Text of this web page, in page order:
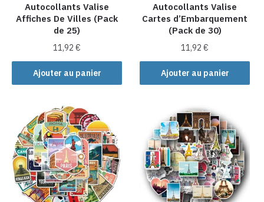
Autocollants Valise
Affiches De Villes (Pack
de 25)
11,92€
Ajouter au panier
Autocollants Valise
Cartes d’Embarquement
(Pack de 30)
11,92€
Ajouter au panier